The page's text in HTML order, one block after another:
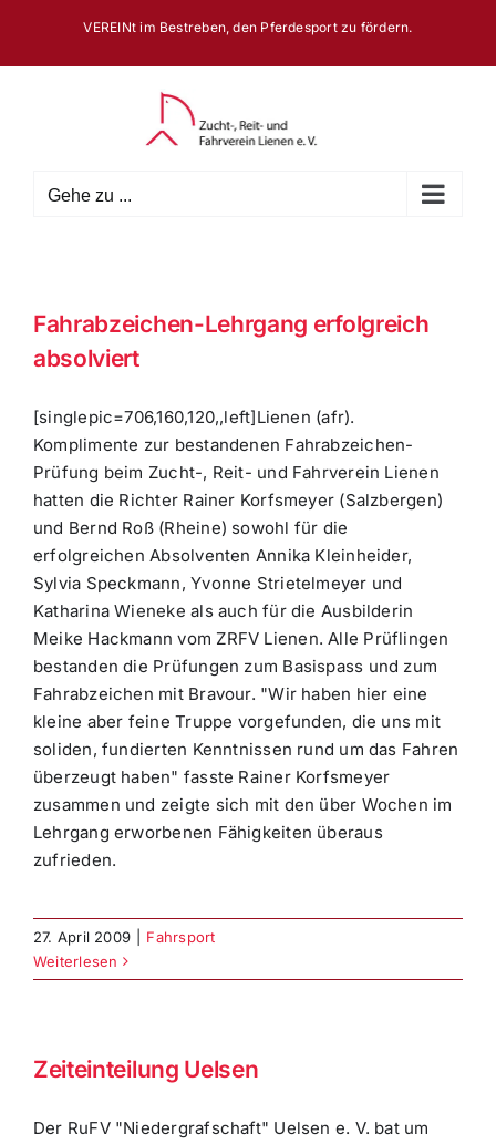
springen
VEREINt im Bestreben, den Pferdesport zu fördern.
Gehe zu ...
Fahrabzeichen-Lehrgang erfolgreich
absolviert
[singlepic=706,160,120,,left]Lienen (afr).
Komplimente zur bestandenen Fahrabzeichen-
Prüfung beim Zucht-, Reit- und Fahrverein Lienen
hatten die Richter Rainer Korfsmeyer (Salzbergen)
und Bernd Roß (Rheine) sowohl für die
erfolgreichen Absolventen Annika Kleinheider,
Sylvia Speckmann, Yvonne Strietelmeyer und
Katharina Wieneke als auch für die Ausbilderin
Meike Hackmann vom ZRFV Lienen. Alle Prüflingen
bestanden die Prüfungen zum Basispass und zum
Fahrabzeichen mit Bravour. "Wir haben hier eine
kleine aber feine Truppe vorgefunden, die uns mit
soliden, fundierten Kenntnissen rund um das Fahren
überzeugt haben" fasste Rainer Korfsmeyer
zusammen und zeigte sich mit den über Wochen im
Lehrgang erworbenen Fähigkeiten überaus
zufrieden.
27. April 2009
Fahrsport
Weiterlesen
Zeiteinteilung Uelsen
Der RuFV "Niedergrafschaft" Uelsen e. V. bat um